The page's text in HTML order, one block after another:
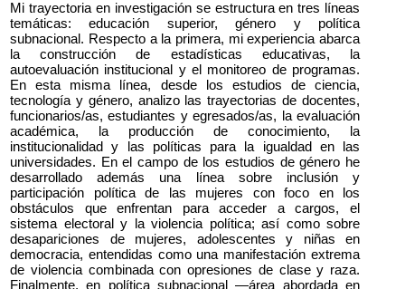
Mi trayectoria en investigación se estructura en tres líneas
temáticas: educación superior, género y política
subnacional. Respecto a la primera, mi experiencia abarca
la construcción de estadísticas educativas, la
autoevaluación institucional y el monitoreo de programas.
En esta misma línea, desde los estudios de ciencia,
tecnología y género, analizo las trayectorias de docentes,
funcionarios/as, estudiantes y egresados/as, la evaluación
académica, la producción de conocimiento, la
institucionalidad y las políticas para la igualdad en las
universidades. En el campo de los estudios de género he
desarrollado además una línea sobre inclusión y
participación política de las mujeres con foco en los
obstáculos que enfrentan para acceder a cargos, el
sistema electoral y la violencia política; así como sobre
desapariciones de mujeres, adolescentes y niñas en
democracia, entendidas como una manifestación extrema
de violencia combinada con opresiones de clase y raza.
Finalmente, en política subnacional —área abordada en